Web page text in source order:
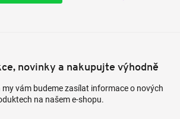
novinky a nakupujte výhodně
my vám budeme zasílat informace o nových
na našem e-shopu.